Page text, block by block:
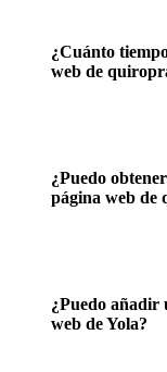
¿Cuánto
web de
¿Puedo
página web de
¿Puedo añadir
web de Yola?